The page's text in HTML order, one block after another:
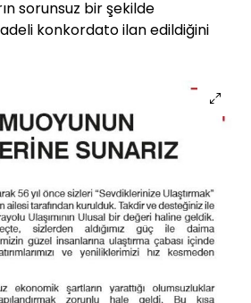
sorunsuz bir şekilde
konkordato ilan edildiğini